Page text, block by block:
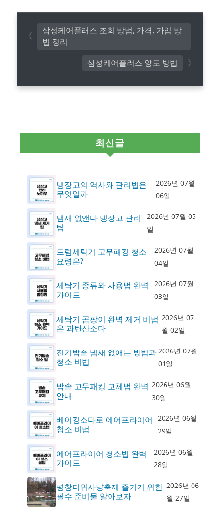
삼성케어플러스 양도 방법
삼성케어플러스 조회 방법, 가격, 가입 방
법 정리
최신글
냉장고의 역사와 관리법은
무엇일까
2026년 07월
06일
냄새 없앤다 냉장고 관리
팁
2026년 07월 05
일
드럼세탁기 고무패킹 청소
요령은?
2026년 07월
04일
세탁기 종류와 사용법 완벽
가이드
2026년 07월
03일
세탁기 곰팡이 완벽 제거 비법
은 과탄산소다
2026년 07
월 02일
전기밥솥 냄새 없애는 방법과
청소 비법
2026년 07월
01일
밥솥 고무패킹 교체법 완벽
안내
2026년 06월
30일
베이킹소다로 에어프라이어
청소 비법
2026년 06월
29일
에어프라이어 청소법 완벽
가이드
2026년 06월
28일
평창더위사냥축제 즐기기 위한
필수 준비물 알아보자
2026년 06
월 27일